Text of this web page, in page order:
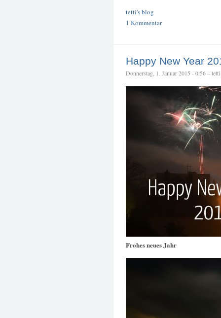
tetti's blog
1 Kommentar
Happy New Year
Donnerstag, 1. Januar 2015 - 0:56 – tetti
Frohes neues Jahr